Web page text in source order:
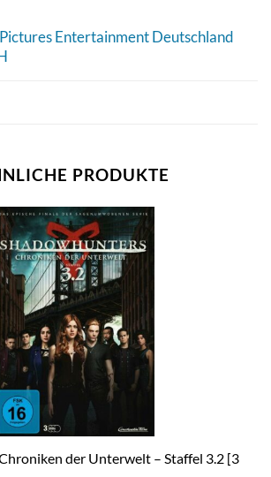
Entertainment Deutschland
PRODUKTE
der Unterwelt – Staffel 3.2 [3